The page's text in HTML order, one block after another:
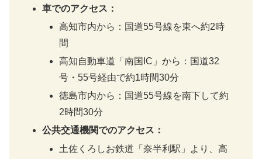
車でのアクセス：
高知市内から：国道55号線を東へ約2時
間
高知自動車道「南国IC」から：国道32
号・55号経由で約1時間30分
徳島市内から：国道55号線を南下して約
2時間30分
公共交通機関でのアクセス：
土佐くろしお鉄道「奈半利駅」より、高